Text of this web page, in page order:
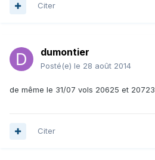
Citer
dumontier
Posté(e) le 28 août 2014
de même le 31/07 vols 20625 et 20723
Citer